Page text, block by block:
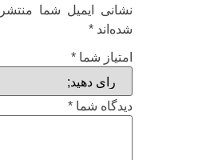
نشانی ایمیل شما
شده‌اند *
امتیاز شما *
دیدگاه شما *